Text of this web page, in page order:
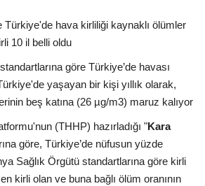
Türkiye'de hava kirliliği kaynaklı ölümler
10 il belli oldu
göre Türkiye’de havası
yaşayan bir kişi yıllık olarak,
beş katına (26 µg/m3) maruz kalıyor
(THHP) hazırladığı "Kara
göre, Türkiye’de nüfusun yüzde
Sağlık Örgütü standartlarına göre kirli
kirli olan ve buna bağlı ölüm oranının